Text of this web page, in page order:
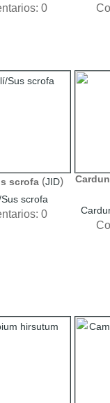
0
scrofa (JID)
scrofa
0